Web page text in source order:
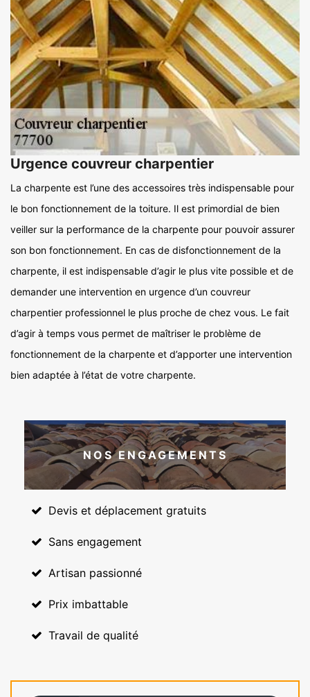
Urgence couvreur charpentier
La charpente est l’une des accessoires très indispensable pour
le bon fonctionnement de la toiture. Il est primordial de bien
veiller sur la performance de la charpente pour pouvoir assurer
son bon fonctionnement. En cas de disfonctionnement de la
charpente, il est indispensable d’agir le plus vite possible et de
demander une intervention en urgence d’un couvreur
charpentier professionnel le plus proche de chez vous. Le fait
d’agir à temps vous permet de maîtriser le problème de
fonctionnement de la charpente et d’apporter une intervention
bien adaptée à l’état de votre charpente.
NOS ENGAGEMENTS
Devis et déplacement gratuits
Sans engagement
Artisan passionné
Prix imbattable
Travail de qualité